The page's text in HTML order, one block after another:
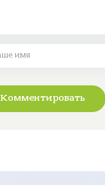
Комментировать